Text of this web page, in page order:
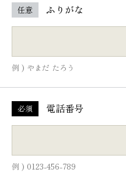
任意 ふりがな
例 ) やまだ たろう
必須 電話番号
例 ) 0123-456-789